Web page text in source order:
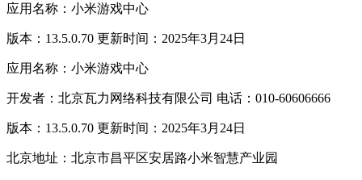
应用名称：小米游戏中心
版本：13.5.0.70 更新时间：2025年3月24日
应用名称：小米游戏中心
开发者：北京瓦力网络科技有限公司 电话：010-60606666
版本：13.5.0.70 更新时间：2025年3月24日
北京地址：北京市昌平区安居路小米智慧产业园